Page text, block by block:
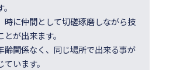
時に仲間として切磋琢磨しながら技
が出来ます。
齢関係なく、同じ場所で出来る事が
います。